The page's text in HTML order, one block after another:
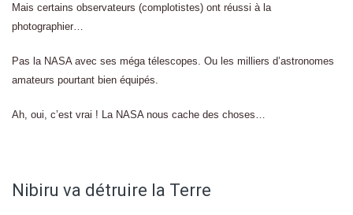
Mais certains observateurs (complotistes) ont réussi à la
photographier…
Pas la NASA avec ses méga télescopes. Ou les milliers d’astronomes
amateurs pourtant bien équipés.
Ah, oui, c’est vrai ! La NASA nous cache des choses…
Nibiru va détruire la Terre